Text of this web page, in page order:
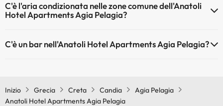
nelle aree comuni
C'è l'aria condizionata nelle zone comune dell'Anatoli
Hotel Apartments Agia Pelagia?
condizionata nelle aree comuni.
C'è un bar nell'Anatoli Hotel Apartments Agia Pelagia?
Inizio Grecia Creta Candia
Agia Pelagia
Anatoli Hotel Apartments Agia Pelagia